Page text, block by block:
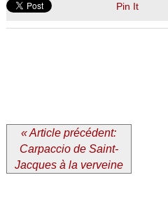
Pin It
« Article précédent:
Carpaccio de Saint-
Jacques à la verveine